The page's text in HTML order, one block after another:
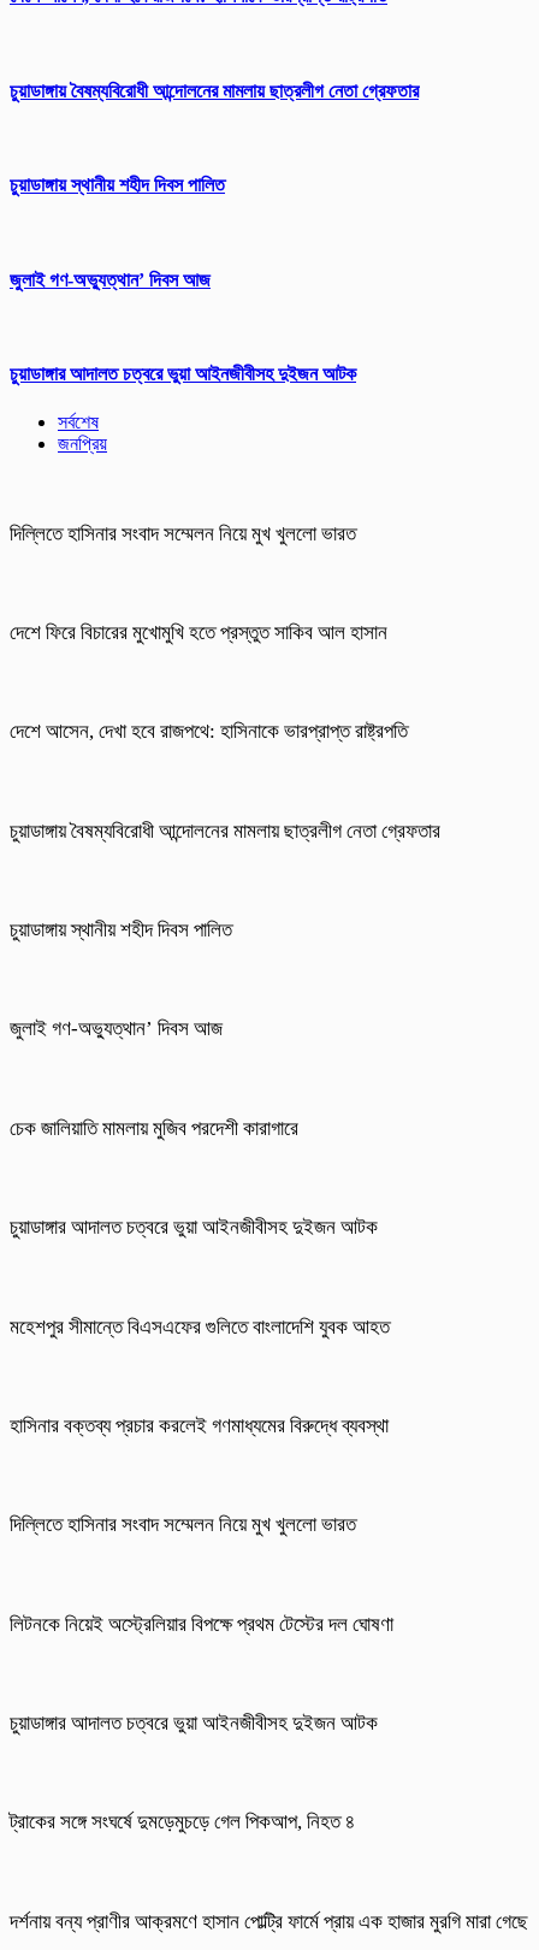
চুয়াডাঙ্গায় বৈষম্যবিরোধী আন্দোলনের মামলায় ছাত্রলীগ নেতা গ্রেফতার
চুয়াডাঙ্গায় স্থানীয় শহীদ দিবস পা‌লিত
জুলাই গণ-অভ্যুত্থান’ দিবস আজ
চুয়াডাঙ্গার আদালত চত্বরে ভুয়া আইনজীবীসহ দুইজন আটক
সর্বশেষ
জনপ্রিয়
দিল্লিতে হাসিনার সংবাদ সম্মেলন নিয়ে মুখ খুললো ভারত
দেশে ফিরে বিচারের মুখোমুখি হতে প্রস্তুত সাকিব আল হাসান
দেশে আসেন, দেখা হবে রাজপথে: হাসিনাকে ভারপ্রাপ্ত রাষ্ট্রপতি
চুয়াডাঙ্গায় বৈষম্যবিরোধী আন্দোলনের মামলায় ছাত্রলীগ নেতা গ্রেফতার
চুয়াডাঙ্গায় স্থানীয় শহীদ দিবস পা‌লিত
জুলাই গণ-অভ্যুত্থান’ দিবস আজ
চেক জালিয়াতি মামলায় মুজিব পরদেশী কারাগারে
চুয়াডাঙ্গার আদালত চত্বরে ভুয়া আইনজীবীসহ দুইজন আটক
মহেশপুর সীমান্তে বিএসএফের গুলিতে বাংলাদেশি যুবক আহত
হাসিনার বক্তব্য প্রচার করলেই গণমাধ্যমের বিরুদ্ধে ব্যবস্থা
দিল্লিতে হাসিনার সংবাদ সম্মেলন নিয়ে মুখ খুললো ভারত
লিটনকে নিয়েই অস্ট্রেলিয়ার বিপক্ষে প্রথম টেস্টের দল ঘোষণা
চুয়াডাঙ্গার আদালত চত্বরে ভুয়া আইনজীবীসহ দুইজন আটক
ট্রাকের সঙ্গে সংঘর্ষে দুমড়েমুচড়ে গেল পিকআপ, নিহত ৪
দর্শনায় বন্য প্রাণীর আক্রমণে হাসান পোল্ট্রি ফার্মে প্রায় এক হাজার মুরগি মারা গেছে